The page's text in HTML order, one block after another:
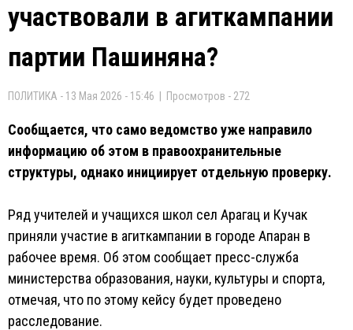
участвовали в агиткампании
партии Пашиняна?
ПОЛИТИКА - 13 Мая 2026 - 15:46 | Просмотров - 272
Сообщается, что само ведомство уже направило
информацию об этом в правоохранительные
структуры, однако инициирует отдельную проверку.
Ряд учителей и учащихся школ сел Арагац и Кучак
приняли участие в агиткампании в городе Апаран в
рабочее время. Об этом сообщает пресс-служба
министерства образования, науки, культуры и спорта,
отмечая, что по этому кейсу будет проведено
расследование.